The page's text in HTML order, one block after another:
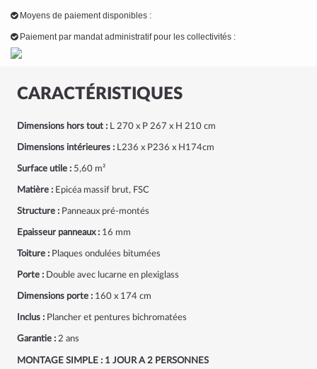
CARACTÉRISTIQUES
Dimensions hors tout : L 270 x P 267 x H 210 cm
Dimensions intérieures : L236 x P236 x H174cm
Surface utile : 5,60 m²
Matière : Epicéa massif brut, FSC
Structure : Panneaux pré-montés
Epaisseur panneaux : 16 mm
Toiture : Plaques ondulées bitumées
Porte : Double avec lucarne en plexiglass
Dimensions porte : 160 x 174 cm
Inclus : Plancher et pentures bichromatées
Garantie : 2 ans
MONTAGE SIMPLE : 1 JOUR A 2 PERSONNES
Moyens de paiement disponibles :
Paiement par mandat administratif pour les collectivités :